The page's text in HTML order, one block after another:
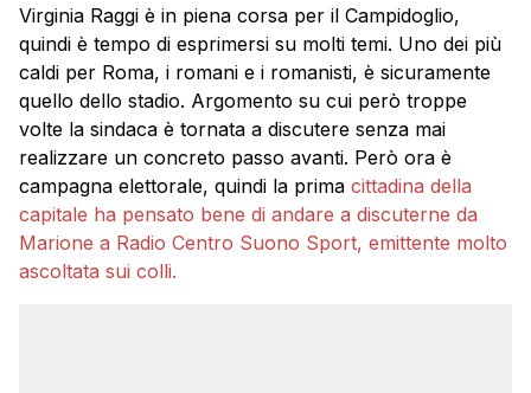
Virginia Raggi è in piena corsa per il Campidoglio,
quindi è tempo di esprimersi su molti temi. Uno dei più
caldi per Roma, i romani e i romanisti, è sicuramente
quello dello stadio. Argomento su cui però troppe
volte la sindaca è tornata a discutere senza mai
realizzare un concreto passo avanti. Però ora è
campagna elettorale, quindi la prima cittadina della
capitale ha pensato bene di andare a discuterne da
Marione a Radio Centro Suono Sport, emittente molto
ascoltata sui colli.